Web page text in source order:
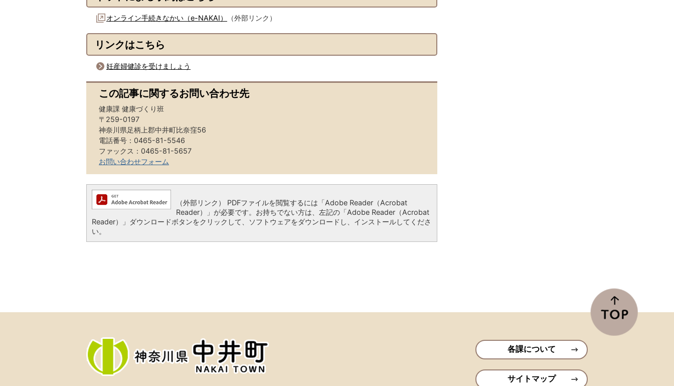
オンライン手続きなかい（e-NAKAI） （外部リンク）
リンクはこちら
妊産婦健診を受けましょう
この記事に関するお問い合わせ先
健康課 健康づくり班
〒259-0197
神奈川県足柄上郡中井町比奈窪56
電話番号：0465-81-5546
ファックス：0465-81-5657
お問い合わせフォーム
（外部リンク）
PDFファイルを閲覧するには「Adobe Reader（Acrobat
Reader）」が必要です。お持ちでない方は、左記の「Adobe Reader（Acrobat
Reader）」ダウンロードボタンをクリックして、ソフトウェアをダウンロードし、インストールしてくださ
い。
各課について
サイトマップ